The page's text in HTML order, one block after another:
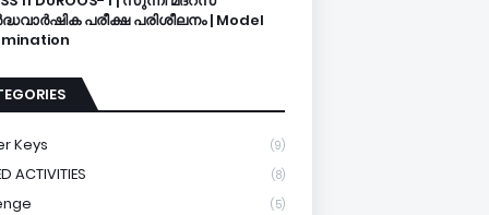
പരീക്ഷ പരിശീലനം | Model
Keys (9)
ACTIVITIES (8)
(5)